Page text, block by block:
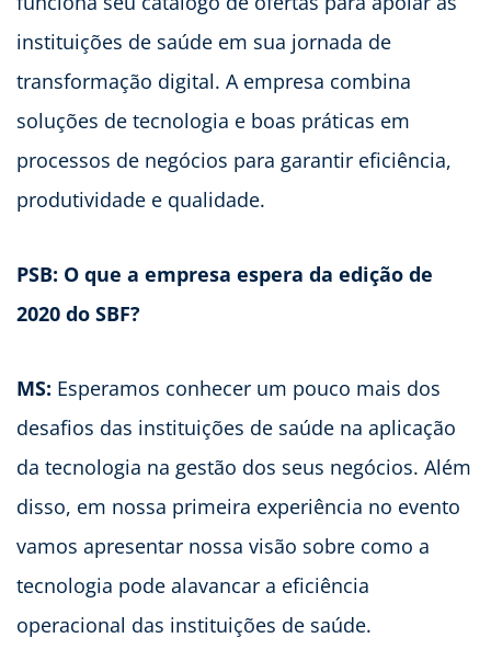
instituições de saúde em sua jornada de
transformação digital. A empresa combina
soluções de tecnologia e boas práticas em
processos de negócios para garantir eficiência,
produtividade e qualidade.
PSB: O que a empresa espera da edição de
2020 do SBF?
MS: Esperamos conhecer um pouco mais dos
desafios das instituições de saúde na aplicação
da tecnologia na gestão dos seus negócios. Além
disso, em nossa primeira experiência no evento
vamos apresentar nossa visão sobre como a
tecnologia pode alavancar a eficiência
operacional das instituições de saúde.